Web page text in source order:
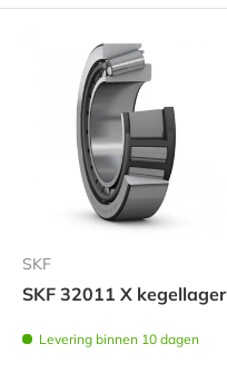
SKF
SKF 32011 X kegellager
Levering binnen 10 dagen